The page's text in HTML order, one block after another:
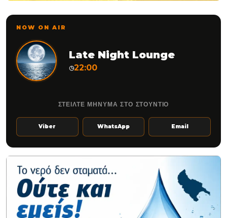
NOW ON AIR
Late Night Lounge
◷22:00
ΣΤΕΙΛΤΕ ΜΗΝΥΜΑ ΣΤΟ ΣΤΟΥΝΤΙΟ
Viber WhatsApp Email